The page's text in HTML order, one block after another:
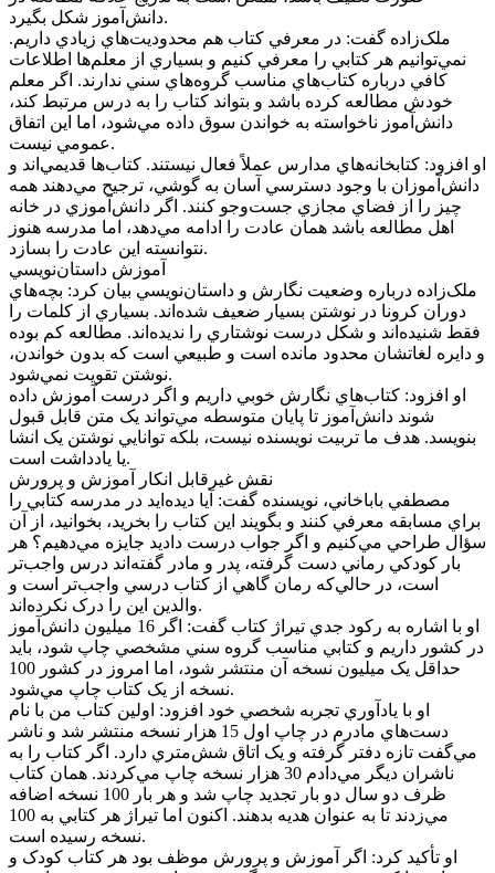
دانش‌آموز شکل بگيرد.
ملک‌زاده گفت: در معرفي کتاب هم محدوديت‌هاي زيادي داريم.
نمي‌توانيم هر کتابي را معرفي کنيم و بسياري از معلم‌ها اطلاعات
کافي درباره کتاب‌هاي مناسب گروه‌هاي سني ندارند. اگر معلم
خودش مطالعه کرده باشد و بتواند کتاب را به درس مرتبط کند،
دانش‌آموز ناخواسته به خواندن سوق داده مي‌شود، اما اين اتفاق
عمومي نيست.
او افزود: کتابخانه‌هاي مدارس عملاً فعال نيستند. کتاب‌ها قديمي‌اند و
دانش‌آموزان با وجود دسترسي آسان به گوشي، ترجيح مي‌دهند همه
چيز را از فضاي مجازي جست‌وجو کنند. اگر دانش‌آموزي در خانه
اهل مطالعه باشد همان عادت را ادامه مي‌دهد، اما مدرسه هنوز
نتوانسته اين عادت را بسازد.
آموزش داستان‌نويسي
ملک‌زاده درباره وضعيت نگارش و داستان‌نويسي بيان کرد: بچه‌هاي
دوران کرونا در نوشتن بسيار ضعيف شده‌اند. بسياري از کلمات را
فقط شنيده‌اند و شکل درست نوشتاري را نديده‌اند. مطالعه کم بوده
و دايره لغاتشان محدود مانده است و طبيعي است که بدون خواندن،
نوشتن تقويت نمي‌شود.
او افزود: کتاب‌هاي نگارش خوبي داريم و اگر درست آموزش داده
شوند دانش‌آموز تا پايان متوسطه مي‌تواند يک متن قابل قبول
بنويسد. هدف ما تربيت نويسنده نيست، بلکه توانايي نوشتن يک انشا
يا يادداشت است.
نقش غيرقابل انکار آموزش و پرورش
مصطفي باباخاني، نويسنده گفت: آيا ديده‌ايد در مدرسه کتابي را
براي مسابقه معرفي کنند و بگويند اين کتاب را بخريد، بخوانيد، از آن
سؤال طراحي مي‌کنيم و اگر جواب درست داديد جايزه مي‌دهيم؟ هر
بار کودکي رماني دست گرفته، پدر و مادر گفته‌اند درس واجب‌تر
است، در حالي‌که رمان گاهي از کتاب درسي واجب‌تر است و
والدين اين را درک نکرده‌اند.
او با اشاره به رکود جدي تيراژ کتاب گفت: اگر 16 ميليون دانش‌آموز
در کشور داريم و کتابي مناسب گروه سني مشخصي چاپ شود، بايد
حداقل يک ميليون نسخه آن منتشر شود، اما امروز در کشور 100
نسخه از يک کتاب چاپ مي‌شود.
او با يادآوري تجربه شخصي خود افزود: اولين کتاب من با نام
دست‌هاي مادرم در چاپ اول 15 هزار نسخه منتشر شد و ناشر
مي‌گفت تازه دفتر گرفته و يک اتاق شش‌متري دارد. اگر کتاب را به
ناشران ديگر مي‌دادم 30 هزار نسخه چاپ مي‌کردند. همان کتاب
ظرف دو سال دو بار تجديد چاپ شد و هر بار 100 نسخه اضافه
مي‌زدند تا به عنوان هديه بدهند. اکنون اما تيراژ هر کتابي به 100
نسخه رسيده است.
او تأکيد کرد: اگر آموزش و پرورش موظف بود هر کتاب کودک و